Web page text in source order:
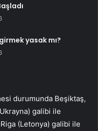
yasak mı?
durumunda Beşiktaş,
galibi ile
(Letonya) galibi ile